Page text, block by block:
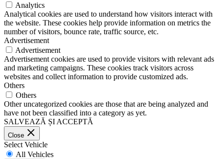
Analytics
Analytical cookies are used to understand how visitors interact with
the website. These cookies help provide information on metrics the
number of visitors, bounce rate, traffic source, etc.
Advertisement
Advertisement
Advertisement cookies are used to provide visitors with relevant ads
and marketing campaigns. These cookies track visitors across
websites and collect information to provide customized ads.
Others
Others
Other uncategorized cookies are those that are being analyzed and
have not been classified into a category as yet.
SALVEAZĂ ȘI ACCEPTĂ
Close
Select Vehicle
All Vehicles